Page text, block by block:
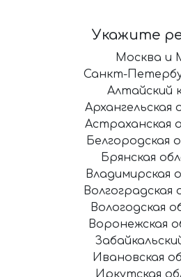
Укажите
Москва и
Санкт-
Алтайский
Архангельская
Астраханская
Белгородская
Брянская
Владимирская
Волгоградская
Вологодская
Воронежская
Ивановская
Иркутская